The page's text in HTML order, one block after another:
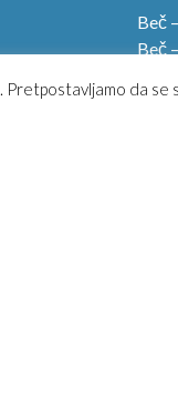
Beč
Beč
Beč
da